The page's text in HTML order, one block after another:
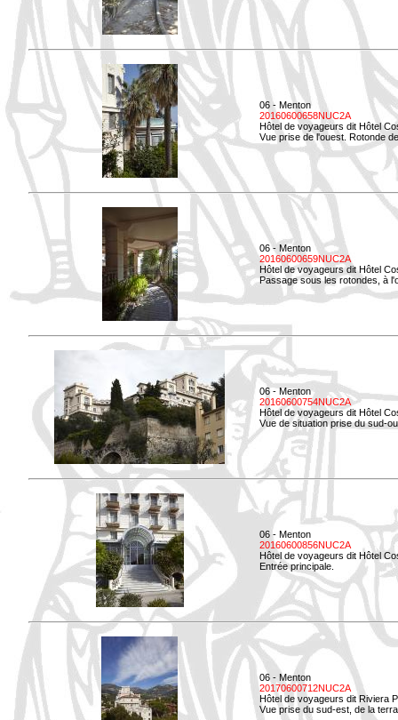
06 - Menton
20160600658NUC2A
Hôtel de voyageurs dit Hôtel
Vue prise de l'ouest. Rotonde
06 - Menton
20160600659NUC2A
Hôtel de voyageurs dit Hôtel
Passage sous les rotondes, à
06 - Menton
20160600754NUC2A
Hôtel de voyageurs dit Hôtel
Vue de situation prise du sud-
06 - Menton
20160600856NUC2A
Hôtel de voyageurs dit Hôtel
Entrée principale.
06 - Menton
20170600712NUC2A
Hôtel de voyageurs dit Riviera
Vue prise du sud-est, de la